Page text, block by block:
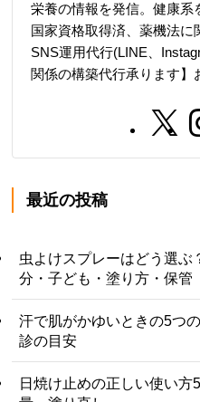
栄養の情報を発信。健康系
国家資格取得済、薬機法に
SNS運用代行(LINE、
関係の構築代行承ります】
最近の投稿
虫よけスプレーはどう選ぶ
分・子ども・塗り方・保管
汗で肌がかゆいときの5つ
診の目安
日焼け止めの正しい使い方